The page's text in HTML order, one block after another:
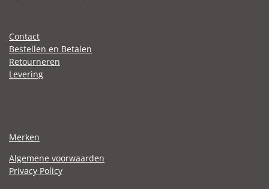
Contact
Bestellen en Betalen
Retourneren
Levering
Merken
Algemene voorwaarden
Privacy Policy